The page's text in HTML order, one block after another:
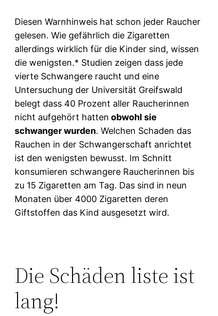
Diesen Warnhinweis hat schon jeder Raucher
gelesen. Wie gefährlich die Zigaretten
allerdings wirklich für die Kinder sind, wissen
die wenigsten.* Studien zeigen dass jede
vierte Schwangere raucht und eine
Untersuchung der Universität Greifswald
belegt dass 40 Prozent aller Raucherinnen
nicht aufgehört hatten obwohl sie
schwanger wurden. Welchen Schaden das
Rauchen in der Schwangerschaft anrichtet
ist den wenigsten bewusst. Im Schnitt
konsumieren schwangere Raucherinnen bis
zu 15 Zigaretten am Tag. Das sind in neun
Monaten über 4000 Zigaretten deren
Giftstoffen das Kind ausgesetzt wird.
Die Schäden liste ist
lang!